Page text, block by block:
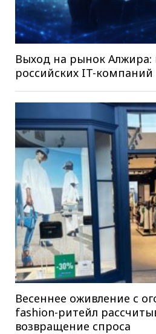
Выход на рынок Алжира:
российских IT-компаний
Весеннее оживление с
fashion-ритейл
возвращение спроса